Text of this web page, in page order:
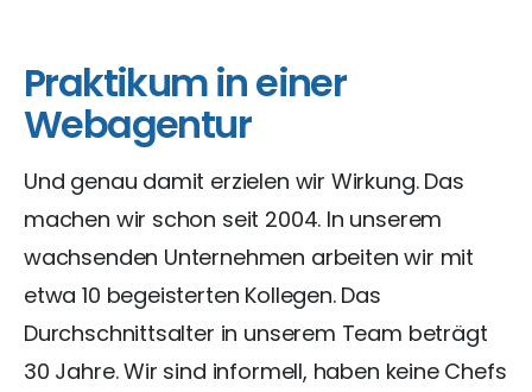
Praktikum in einer
Webagentur
Und genau damit erzielen wir Wirkung. Das
machen wir schon seit 2004. In unserem
wachsenden Unternehmen arbeiten wir mit
etwa 10 begeisterten Kollegen. Das
Durchschnittsalter in unserem Team beträgt
30 Jahre. Wir sind informell, haben keine Chefs